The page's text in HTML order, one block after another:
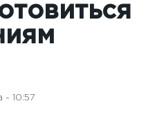
- 10:57